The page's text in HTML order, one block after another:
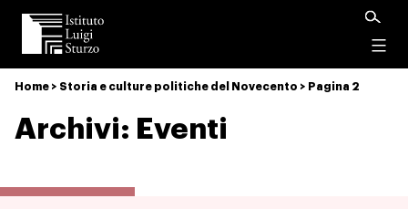
Istituto
Luigi
Sturzo
Home > Storia e culture politiche del Novecento > Pagina 2
Archivi: Eventi